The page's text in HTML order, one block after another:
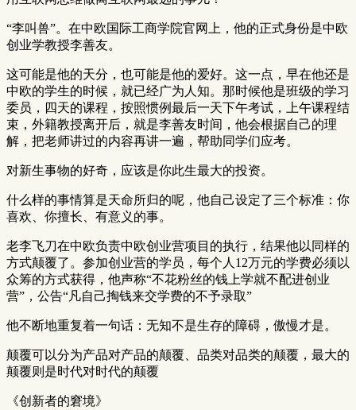
“李叫兽”。在中欧国际工商学院官网上，他的正式身份是中欧
创业学教授李善友。
这可能是他的天分，也可能是他的爱好。这一点，早在他还是
中欧的学生的时候，就已经广为人知。那时候他是班级的学习
委员，四天的课程，按照惯例最后一天下午考试，上午课程结
束，外籍教授离开后，就是李善友时间，他会根据自己的理
解，把老师讲过的内容再讲一遍，帮助同学们应考。
对新生事物的好奇，应该是你此生最大的投资。
什么样的事情算是天命所归的呢，他自己设定了三个标准：你
喜欢、你擅长、有意义的事。
老李飞刀在中欧负责中欧创业营项目的执行，结果他以同样的
方式颠覆了。参加创业营的学员，每个人12万元的学费必须以
众筹的方式获得，他声称“不花粉丝的钱上学就不配进创业
营”，公告“凡自己掏钱来交学费的不予录取”
他不断地重复着一句话：无知不是生存的障碍，傲慢才是。
颠覆可以分为产品对产品的颠覆、品类对品类的颠覆，最大的
颠覆则是时代对时代的颠覆
《创新者的窘境》